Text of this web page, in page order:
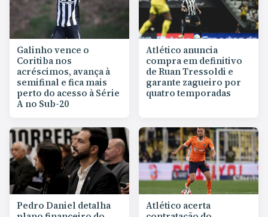
Galinho vence o
Coritiba nos
acréscimos, avança à
semifinal e fica mais
perto do acesso à Série
A no Sub-20
Atlético anuncia
compra em definitivo
de Ruan Tressoldi e
garante zagueiro por
quatro temporadas
Pedro Daniel detalha
Atlético acerta